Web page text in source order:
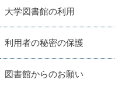
大学図書館の利用
利用者の秘密の保護
図書館からのお願い